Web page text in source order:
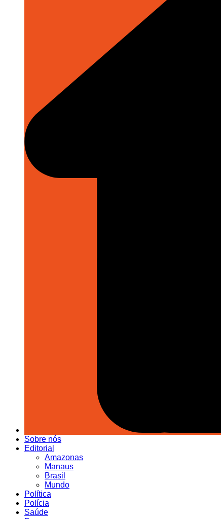
Sobre nós
Editorial
Amazonas
Manaus
Brasil
Mundo
Política
Polícia
Saúde